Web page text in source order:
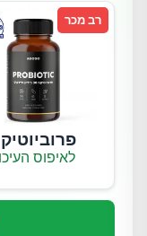
רב מכר
לאיפוס